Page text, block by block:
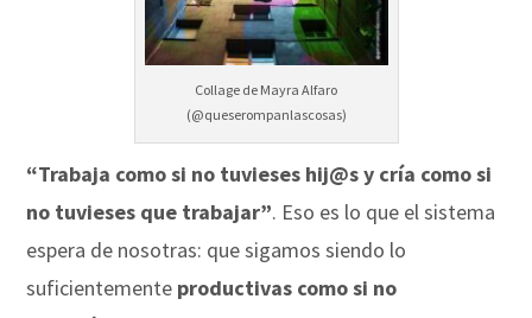
Collage de Mayra Alfaro
(@queserompanlascosas)
“Trabaja como si no tuvieses hij@s y cría como si
no tuvieses que trabajar”. Eso es lo que el sistema
espera de nosotras: que sigamos siendo lo
suficientemente productivas como si no